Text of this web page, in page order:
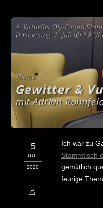
content
5
JULI
2020
Ich war zu
Stammtisch
gemütlich
feurige